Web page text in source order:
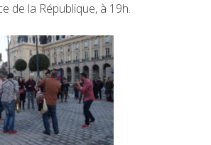
de la République, à 19h.